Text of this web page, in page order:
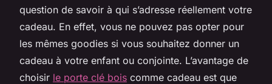
question de savoir à qui s’adresse réellement votre
cadeau. En effet, vous ne pouvez pas opter pour
les mêmes goodies si vous souhaitez donner un
cadeau à votre enfant ou conjointe. L’avantage de
choisir le porte clé bois comme cadeau est que